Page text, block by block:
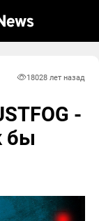
18028 лет назад
-
бы